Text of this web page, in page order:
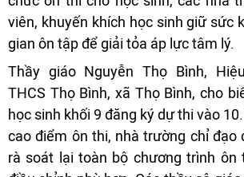
viên, khuyến khích học sinh giữ sức
gian ôn tập để giải tỏa áp lực tâm lý.
Thầy giáo Nguyễn Thọ Bình,
THCS Thọ Bình, xã Thọ Bình, cho
học sinh khối 9 đăng ký dự thi vào
cao điểm ôn thi, nhà trường chỉ đạo
rà soát lại toàn bộ chương trình ôn